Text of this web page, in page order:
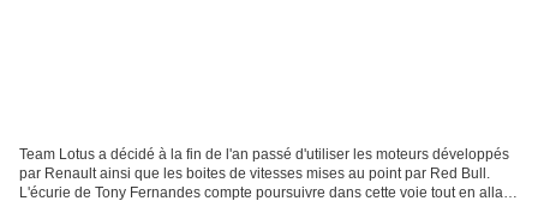
Team Lotus a décidé à la fin de l'an passé d'utiliser les moteurs développés
par Renault ainsi que les boites de vitesses mises au point par Red Bull.
L'écurie de Tony Fernandes compte poursuivre dans cette voie tout en allant